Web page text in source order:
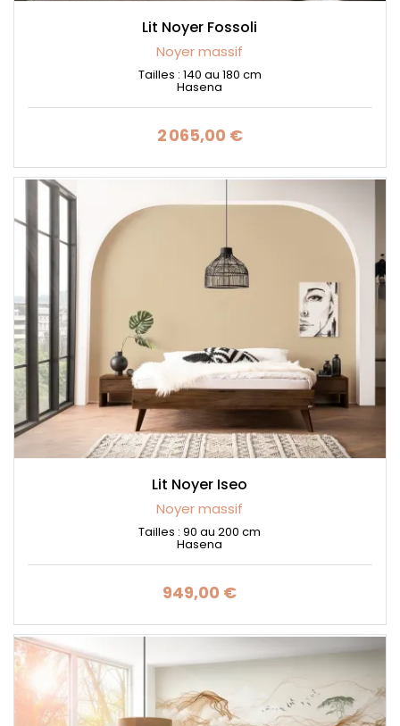
Lit Noyer Fossoli
Noyer massif
Tailles : 140 au 180 cm
Hasena
Prix
2 065,00 €
Lit Noyer Iseo
Noyer massif
Tailles : 90 au 200 cm
Hasena
Prix
949,00 €